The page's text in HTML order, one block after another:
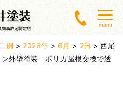
menu
例 > 2026年 > 6月 > 2日 >西尾
外壁塗装 ポリカ屋根交換で透